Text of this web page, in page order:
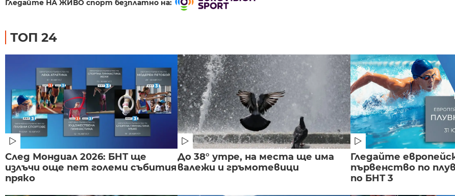
Гледайте НА ЖИВО спорт безплатно на:
ТОП 24
След Мондиал 2026: БНТ ще
излъчи още пет големи събития
пряко
До 38° утре, на места ще има
валежи и гръмотевици
Гледайте
първенство по
по БНТ 3